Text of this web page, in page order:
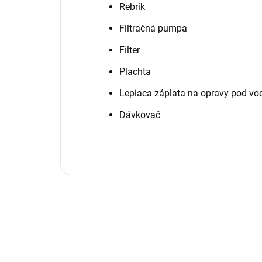
Rebrík
Filtračná pumpa
Filter
Plachta
Lepiaca záplata na opravy pod
Dávkovač